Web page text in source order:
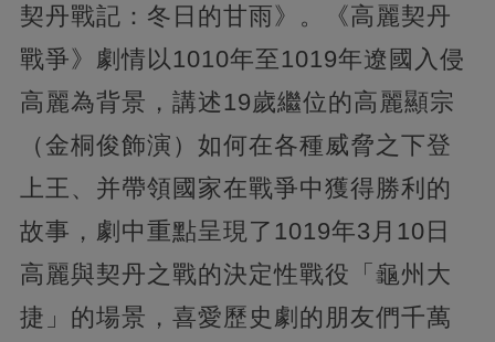
契丹戰記：冬日的甘雨》。《高麗契丹
戰爭》劇情以1010年至1019年遼國入侵
高麗為背景，講述19歲繼位的高麗顯宗
（金桐俊飾演）如何在各種威脅之下登
上王、并帶領國家在戰爭中獲得勝利的
故事，劇中重點呈現了1019年3月10日
高麗與契丹之戰的決定性戰役「龜州大
捷」的場景，喜愛歷史劇的朋友們千萬